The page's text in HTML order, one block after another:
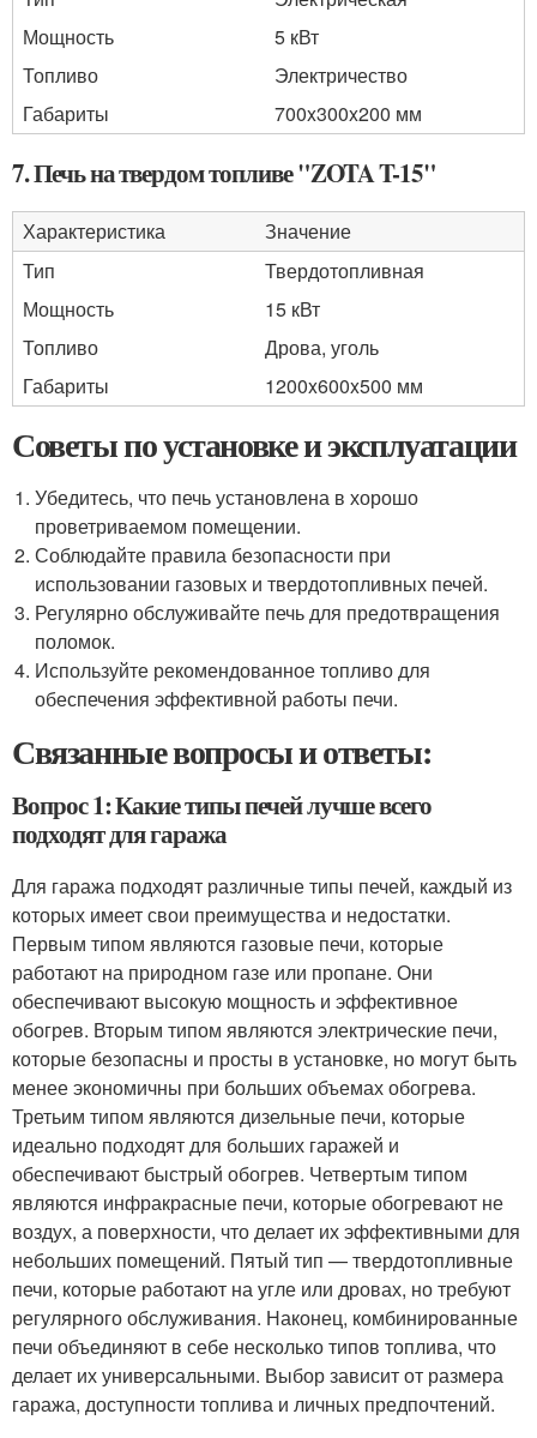
Мощность
5 кВт
Топливо
Электричество
Габариты
700x300x200 мм
7. Печь на твердом топливе "ZOTA T-15"
Характеристика
Значение
Тип
Твердотопливная
Мощность
15 кВт
Топливо
Дрова, уголь
Габариты
1200x600x500 мм
Советы по установке и эксплуатации
Убедитесь, что печь установлена в хорошо
проветриваемом помещении.
Соблюдайте правила безопасности при
использовании газовых и твердотопливных печей.
Регулярно обслуживайте печь для предотвращения
поломок.
Используйте рекомендованное топливо для
обеспечения эффективной работы печи.
Связанные вопросы и ответы:
Вопрос 1: Какие типы печей лучше всего
подходят для гаража
Для гаража подходят различные типы печей, каждый из
которых имеет свои преимущества и недостатки.
Первым типом являются газовые печи, которые
работают на природном газе или пропане. Они
обеспечивают высокую мощность и эффективное
обогрев. Вторым типом являются электрические печи,
которые безопасны и просты в установке, но могут быть
менее экономичны при больших объемах обогрева.
Третьим типом являются дизельные печи, которые
идеально подходят для больших гаражей и
обеспечивают быстрый обогрев. Четвертым типом
являются инфракрасные печи, которые обогревают не
воздух, а поверхности, что делает их эффективными для
небольших помещений. Пятый тип — твердотопливные
печи, которые работают на угле или дровах, но требуют
регулярного обслуживания. Наконец, комбинированные
печи объединяют в себе несколько типов топлива, что
делает их универсальными. Выбор зависит от размера
гаража, доступности топлива и личных предпочтений.